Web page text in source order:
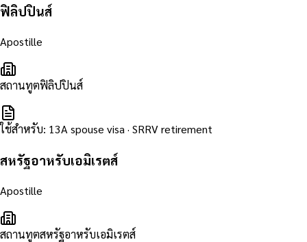
ฟิลิปปินส์
Apostille
สถานทูตฟิลิปปินส์
ใช้สำหรับ: 13A spouse visa · SRRV retirement
สหรัฐอาหรับเอมิเรตส์
Apostille
สถานทูตสหรัฐอาหรับเอมิเรตส์